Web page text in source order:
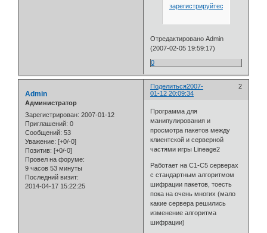
зарегистрируйтесь
Отредактировано Admin
(2007-02-05 19:59:17)
0
Поделиться 2
2007-
01-12 20:09:34
Admin
Администратор
Зарегистрирован: 2007-01-12
Приглашений: 0
Сообщений: 53
Уважение: [+0/-0]
Позитив: [+0/-0]
Провел на форуме:
9 часов 53 минуты
Последний визит:
2014-04-17 15:22:25
Программа для
манипулирования и
просмотра пакетов между
клиентской и серверной
частями игры Lineage2
Работает на С1-С5 серверах
с стандартным алгоритмом
шифрации пакетов, тоесть
пока на очень многих (мало
какие сервера решились
изменение алгоритма
шифрации)